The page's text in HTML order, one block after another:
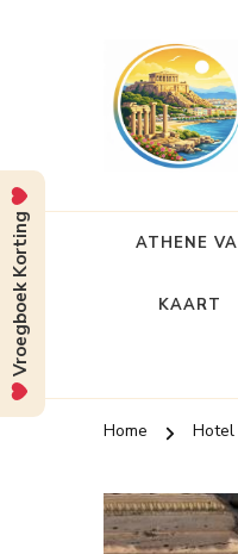
ATHENE
KAART
Home Hotel
Vroegboek Korting